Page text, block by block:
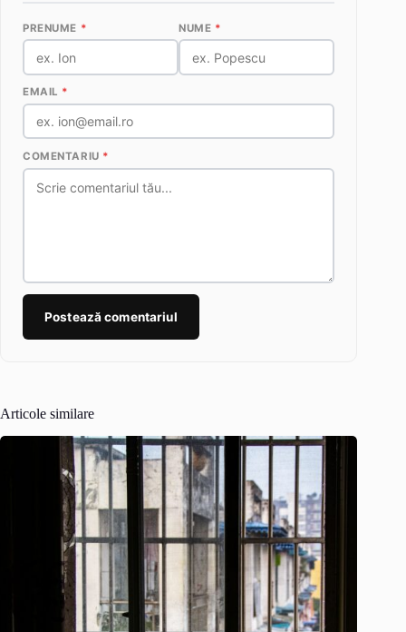
PRENUME * NUME *
EMAIL *
COMENTARIU *
Postează comentariul
Articole similare